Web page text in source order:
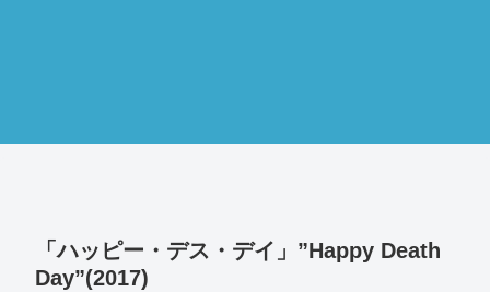
「ハッピー・デス・デイ」”Happy Death
Day”(2017)